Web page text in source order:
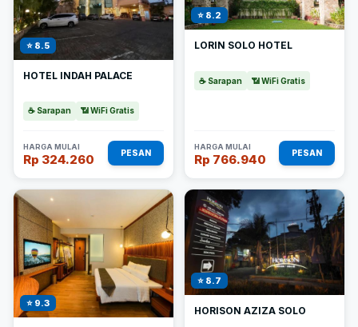
⭐ 8.5
HOTEL INDAH PALACE
☕ Sarapan 📶 WiFi Gratis
HARGA MULAI
Rp 324.260 PESAN
⭐ 8.2
LORIN SOLO HOTEL
☕ Sarapan 📶 WiFi Gratis
HARGA MULAI
Rp 766.940 PESAN
⭐ 9.3
⭐ 8.7
HORISON AZIZA SOLO